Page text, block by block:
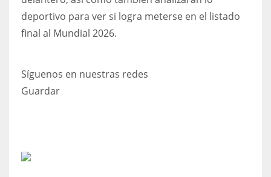
deportivo para ver si logra meterse en el listado
final al Mundial 2026.
Síguenos en nuestras redes
Guardar